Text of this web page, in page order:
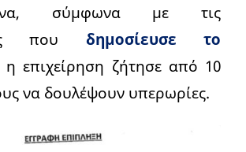
σύμφωνα με τις
που δημοσίευσε το
η επιχείρηση ζήτησε από 10
να δουλέψουν υπερωρίες.